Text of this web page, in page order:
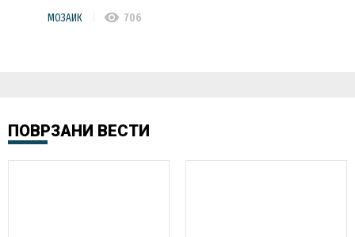
МОЗАИК visibility 706
ПОВРЗАНИ ВЕСТИ